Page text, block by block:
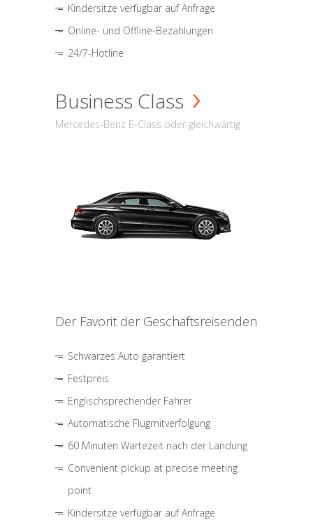
Kindersitze verfügbar auf Anfrage
Online- und Offline-Bezahlungen
24/7-Hotline
Business Class
Mercedes-Benz E-Class oder gleichwärtig
Der Favorit der Geschäftsreisenden
Schwarzes Auto garantiert
Festpreis
Englischsprechender Fahrer
Automatische Flugmitverfolgung
60 Minuten Wartezeit nach der Landung
Convenient pickup at precise meeting
point
Kindersitze verfügbar auf Anfrage